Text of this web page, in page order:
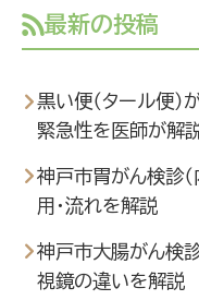
最新の投稿
黒い便（タール便
緊急性を医師が解
神戸市胃がん検診
用・流れを解説
神戸市大腸がん検
視鏡の違いを解説